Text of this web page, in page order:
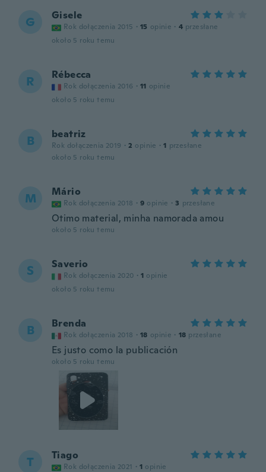
G Gisele
Rok dołączenia 2015 · 15 opinie · 4 przesłane
około 5 roku temu
R Rébecca
Rok dołączenia 2016 · 11 opinie
około 5 roku temu
B beatriz
Rok dołączenia 2019 · 2 opinie · 1 przesłane
około 5 roku temu
M Mário
Rok dołączenia 2018 · 9 opinie · 3 przesłane
Otimo material, minha namorada amou
około 5 roku temu
S Saverio
Rok dołączenia 2020 · 1 opinie
około 5 roku temu
B Brenda
Rok dołączenia 2018 · 18 opinie · 18 przesłane
Es justo como la publicación
około 5 roku temu
T Tiago
Rok dołączenia 2021 · 1 opinie